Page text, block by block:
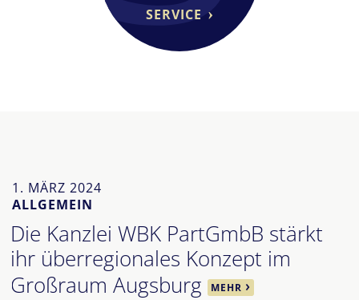
SERVICE
1. MÄRZ 2024
ALLGEMEIN
Die Kanzlei WBK PartGmbB stärkt
ihr überregionales Konzept im
Großraum Augsburg
MEHR